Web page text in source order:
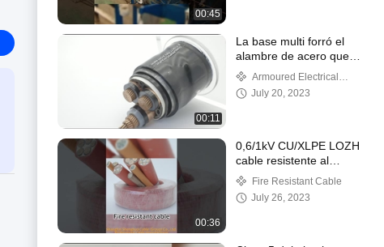
00:45
00:11
La base multi forró el
alambre de acero que
el PVC acorazado aisló
los cables para el metro
Armoured Electrical
CableJuly 20, 2023
00:36
0,6/1kV CU/XLPE LOZH
cable resistente al
fuego interior/cable
eléctrico al aire libre
Fire Resistant Cable
July 26, 2023